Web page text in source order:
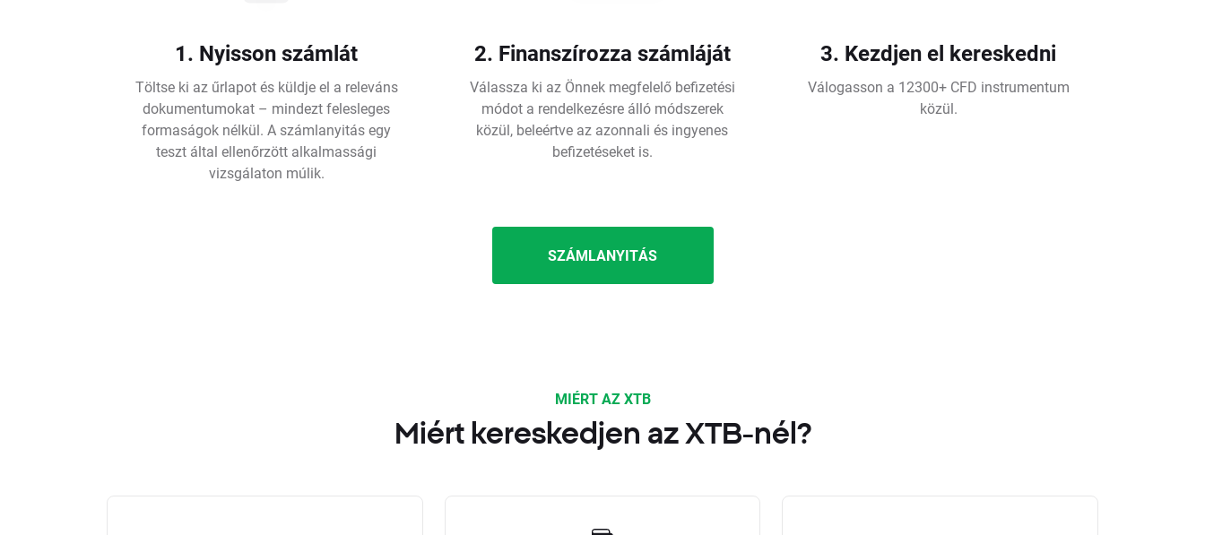
1. Nyisson számlát
Töltse ki az űrlapot és küldje el a releváns
dokumentumokat – mindezt felesleges
formaságok nélkül. A számlanyitás egy
teszt által ellenőrzött alkalmassági
vizsgálaton múlik.
2. Finanszírozza számláját
Válassza ki az Önnek megfelelő befizetési
módot a rendelkezésre álló módszerek
közül, beleértve az azonnali és ingyenes
befizetéseket is.
3. Kezdjen el kereskedni
Válogasson a 12300+ CFD instrumentum
közül.
SZÁMLANYITÁS
MIÉRT AZ XTB
Miért kereskedjen az XTB-nél?